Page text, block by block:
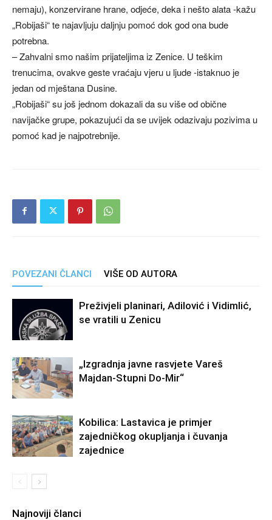
nemaju), konzervirane hrane, odjeće, deka i nešto alata -kažu
„Robijaši“ te najavljuju daljnju pomoć dok god ona bude
potrebna.
– Zahvalni smo našim prijateljima iz Zenice. U teškim
trenucima, ovakve geste vraćaju vjeru u ljude -istaknuo je
jedan od mještana Dusine.
„Robijaši“ su još jednom dokazali da su više od obične
navijačke grupe, pokazujući da se uvijek odazivaju pozivima u
pomoć kad je najpotrebnije.
POVEZANI ČLANCI VIŠE OD AUTORA
Preživjeli planinari, Adilović i Vidimlić,
se vratili u Zenicu
„Izgradnja javne rasvjete Vareš
Majdan-Stupni Do-Mir“
Kobilica: Lastavica je primjer
zajedničkog okupljanja i čuvanja
zajednice
Najnoviji članci